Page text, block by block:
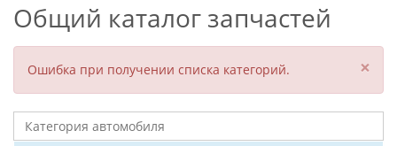
Общий каталог запчастей
Ошибка при получении списка категорий. ×